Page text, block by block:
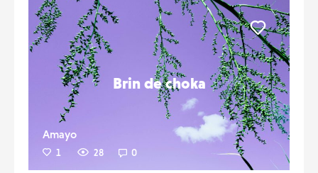
Brin de choka
Amayo
1 28 0
Liker